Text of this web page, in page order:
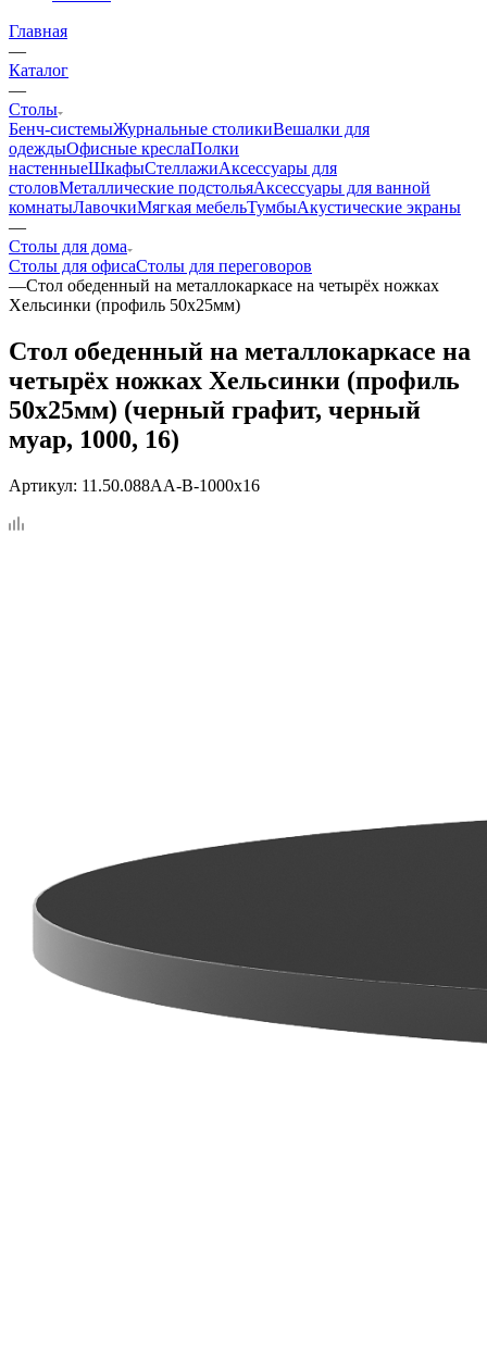
Главная
—
Каталог
—
Столы
Бенч-системыЖурнальные столикиВешалки для
одеждыОфисные креслаПолки
настенныеШкафыСтеллажиАксессуары для
столовМеталлические подстольяАксессуары для ванной
комнатыЛавочкиМягкая мебельТумбыАкустические экраны
—
Столы для дома
Столы для офисаСтолы для переговоров
—Стол обеденный на металлокаркасе на четырёх ножках
Хельсинки (профиль 50х25мм)
Стол обеденный на металлокаркасе на
четырёх ножках Хельсинки (профиль
50х25мм) (черный графит, черный
муар, 1000, 16)
Артикул: 11.50.088AA-B-1000x16